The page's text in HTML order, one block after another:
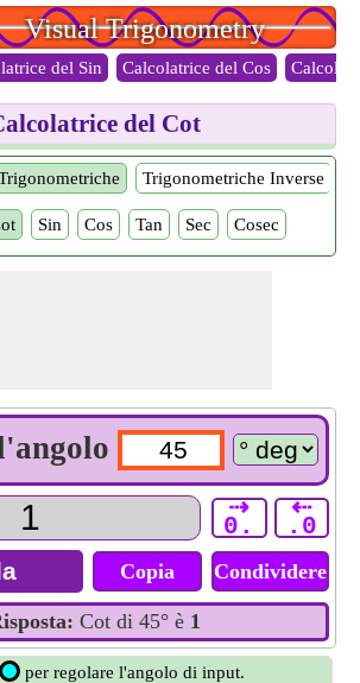
Visual Trigonometry
del Sin Calcolatrice del Cos
del Cot
Trigonometriche Inverse
Sin Cos Tan Sec Cosec
⇢
0.
⇠
.0
Copia Condividere
Cot di 45° è 1
per regolare l'angolo di input.